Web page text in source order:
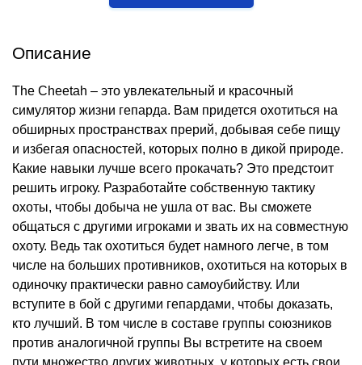
Описание
The Cheetah – это увлекательный и красочный
симулятор жизни гепарда. Вам придется охотиться на
обширных пространствах прерий, добывая себе пищу
и избегая опасностей, которых полно в дикой природе.
Какие навыки лучше всего прокачать? Это предстоит
решить игроку. Разработайте собственную тактику
охоты, чтобы добыча не ушла от вас. Вы сможете
общаться с другими игроками и звать их на совместную
охоту. Ведь так охотиться будет намного легче, в том
числе на больших противников, охотиться на которых в
одиночку практически равно самоубийству. Или
вступите в бой с другими гепардами, чтобы доказать,
кто лучший. В том числе в составе группы союзников
против аналогичной группы Вы встретите на своем
пути множество других животных, у которых есть свои